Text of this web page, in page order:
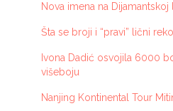
Nova imena na
Šta se broji i “pravi” lični
Ivona Dadić osvojila 6000
višeboju
Nanjing Kontinental Tour